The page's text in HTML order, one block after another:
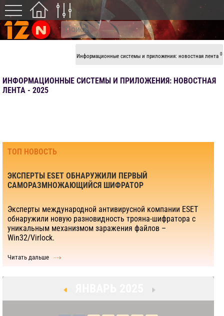
Информационные системы и приложения: новостная лента 0
ИНФОРМАЦИОННЫЕ СИСТЕМЫ И ПРИЛОЖЕНИЯ: НОВОСТНАЯ
ЛЕНТА - 2025
ТОП НОВОСТЬ
ЭКСПЕРТЫ ESET ОБНАРУЖИЛИ ПЕРВЫЙ
САМОРАЗМНОЖАЮЩИЙСЯ ШИФРАТОР
Эксперты международной антивирусной компании ESET
обнаружили новую разновидность трояна-шифратора с
уникальным механизмом заражения файлов –
Win32/Virlock.
Читать дальше